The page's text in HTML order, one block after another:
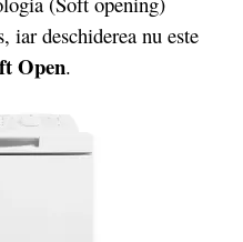
iar deschiderea nu este
Open.